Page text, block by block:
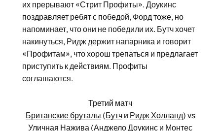
их прерывают «Стрит Профиты». Доукинс
поздравляет ребят с победой, Форд тоже, но
напоминает, что они не победили их. Бутч хочет
накинуться, Ридж держит напарника и говорит
«Профитам», что хорош трепаться и предлагает
приступить к действиям. Профиты
соглашаются.
Третий матч
Британские бруталы (Бутчи Ридж Холланд) vs
Уличная Нажива (Анджело Доукинс и Монтес